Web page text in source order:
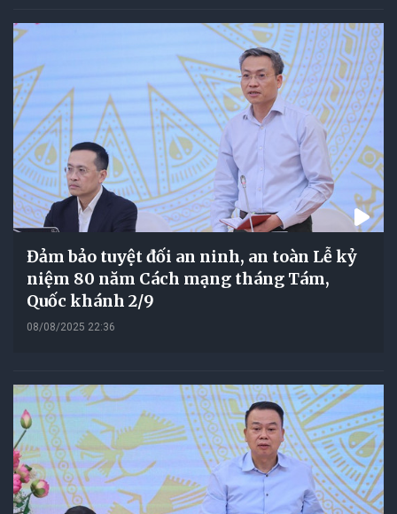
Đảm bảo tuyệt đối an ninh, an toàn Lễ kỷ
niệm 80 năm Cách mạng tháng Tám,
Quốc khánh 2/9
08/08/2025 22:36